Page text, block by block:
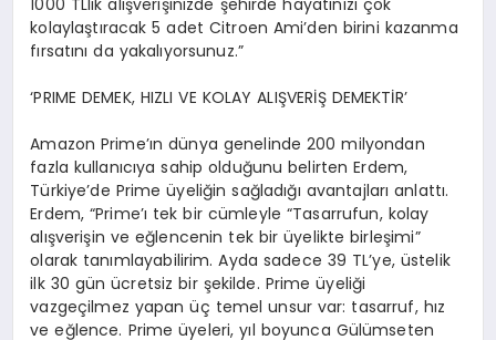
1000 TLlik alışverişinizde şehirde hayatınızı çok
kolaylaştıracak 5 adet Citroen Ami’den birini kazanma
fırsatını da yakalıyorsunuz.”
‘PRIME DEMEK, HIZLI VE KOLAY ALIŞVERİŞ DEMEKTİR’
Amazon Prime’ın dünya genelinde 200 milyondan
fazla kullanıcıya sahip olduğunu belirten Erdem,
Türkiye’de Prime üyeliğin sağladığı avantajları anlattı.
Erdem, “Prime’ı tek bir cümleyle “Tasarrufun, kolay
alışverişin ve eğlencenin tek bir üyelikte birleşimi”
olarak tanımlayabilirim. Ayda sadece 39 TL’ye, üstelik
ilk 30 gün ücretsiz bir şekilde. Prime üyeliği
vazgeçilmez yapan üç temel unsur var: tasarruf, hız
ve eğlence. Prime üyeleri, yıl boyunca Gülümseten